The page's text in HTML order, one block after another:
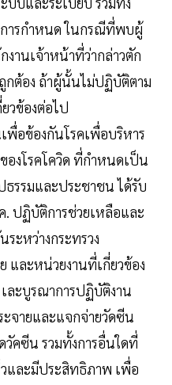
การกำหนด ในกรณีที่พบผู้
านเจ้าหน้าที่ว่ากล่าวตัก
ต้อง ถ้าผู้นั้นไม่ปฏิบัติตาม
วข้องต่อไป
พื่อข้องกันโรคเพื่อบริหาร
องโรคโควิด ที่กำหนดเป็น
รรมและประชาชน ได้รับ
. ปฏิบัติการช่วยเหลือและ
ะหว่างกระทรวง
และหน่วยงานที่เกี่ยวข้อง
เละบูรณาการปฏิบัติงาน
จายและแจกจ่ายวัดซีน
วัคซีน รวมทั้งการอื่นใดที่
วและมีประสิทธิภาพ เพื่อ